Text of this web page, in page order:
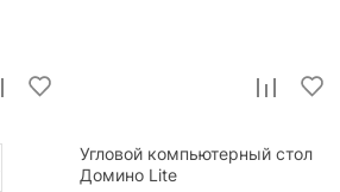
Угловой компьютерный стол
Домино Lite